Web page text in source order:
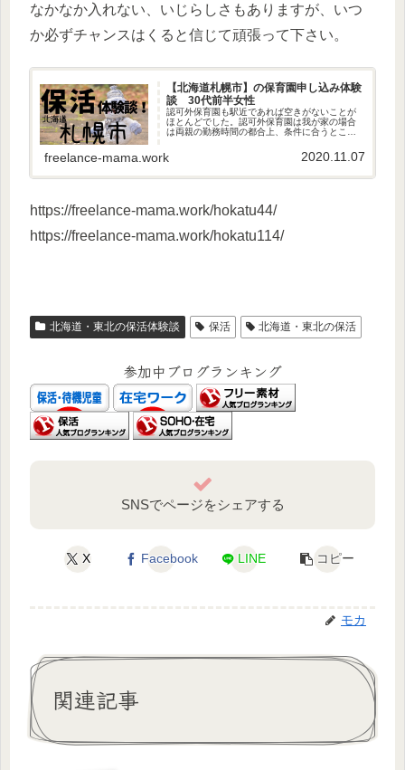
なかなか入れない、いじらしさもありますが、いつ
か必ずチャンスはくると信じて頑張って下さい。
【北海道札幌市】の保育園申し込み体験
談 30代前半女性
認可外保育園も駅近であれば空きがないことが
ほとんどでした。認可外保育園は我が家の場合
は両親の勤務時間の都合上、条件に合うところ
は認可外保育園に入所したあと、認可保育園の
空きが出るのを待つという方法も考えておくと
より人気が高いようです。
freelance-mama.work 2020.11.07
https://freelance-mama.work/hokatu44/
https://freelance-mama.work/hokatu114/
北海道・東北の保活体験談 保活 北海道・東北の保活
参加中ブログランキング
SNSでページをシェアする
X Facebook LINE コピー
モカ
関連記事